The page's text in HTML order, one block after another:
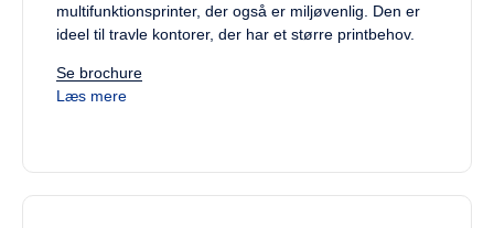
multifunktionsprinter, der også er miljøvenlig. Den er
ideel til travle kontorer, der har et større printbehov.
Se brochure
Læs mere